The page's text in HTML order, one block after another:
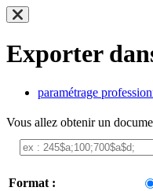
Exporter
paramétrage
Vous allez obtenir un
Format :